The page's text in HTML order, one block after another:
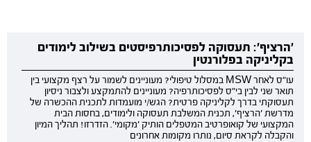
'הרציף': תעסוקה לפסיכותרפיסטים בשילוב לימודים
בקליניקה בפלורנטין
עו"ס לאחר MSW במסלול טיפולי? מעוניינים לשמור על רצף מקצועי בין
תואר שני לבין בי"ס לפסיכותרפיה? מעוניינים להתמקצע ולצבור ניסיון
תעסוקתי בדרך לקליניקה פרטית? הגש/י מועמדות לתכנית ההכשרה של
מדרשת 'הרציף', תכנית המשלבת תעסוקה ולימודים, בחסות הבית
המקצועי של קואופרטיב המטפלים הותיק 'מקומי'. הזדרזו! תהליך המיון
והקבלה לקראת סיום, נותרו מקומות אחרונים